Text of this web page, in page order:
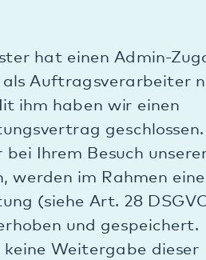
dieser Website persönlich
über den Träger des
Einstellungen
möglichst weitreichende
Anonymisierung der Daten
interessiert nicht, wer hinter
steckt, sondern
Webseite genutzt wird.
in den letzten 6
(bspw.
Benutzer-ID wird